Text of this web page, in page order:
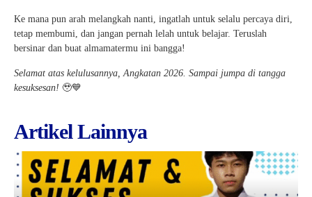
Ke mana pun arah melangkah nanti, ingatlah untuk selalu percaya diri,
tetap membumi, dan jangan pernah lelah untuk belajar. Teruslah
bersinar dan buat almamatermu ini bangga!
Selamat atas kelulusannya, Angkatan 2026. Sampai jumpa di tangga
kesuksesan! 🥹💙
Artikel Lainnya